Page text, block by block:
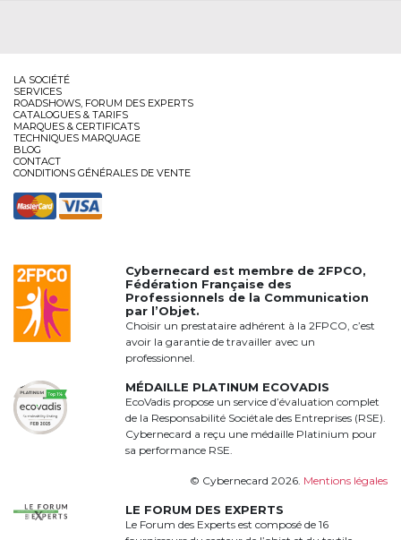
LA SOCIÉTÉ
SERVICES
ROADSHOWS, FORUM DES EXPERTS
CATALOGUES & TARIFS
MARQUES & CERTIFICATS
TECHNIQUES MARQUAGE
BLOG
CONTACT
CONDITIONS GÉNÉRALES DE VENTE
Cybernecard est membre de2FPCO,
Fédération Française des
Professionnels de la Communication
par l’Objet.
Choisir un prestataire adhérent à la 2FPCO, c’est
avoir la garantie de travailler avec un
professionnel.
MÉDAILLE PLATINUM ECOVADIS
EcoVadis propose un service d’évaluation complet
de la Responsabilité Sociétale des Entreprises (RSE).
Cybernecard a reçu une médaille Platinium pour
sa performance RSE.
© Cybernecard 2026. Mentions légales
LE FORUM DES EXPERTS
Le Forum des Experts est composé de 16